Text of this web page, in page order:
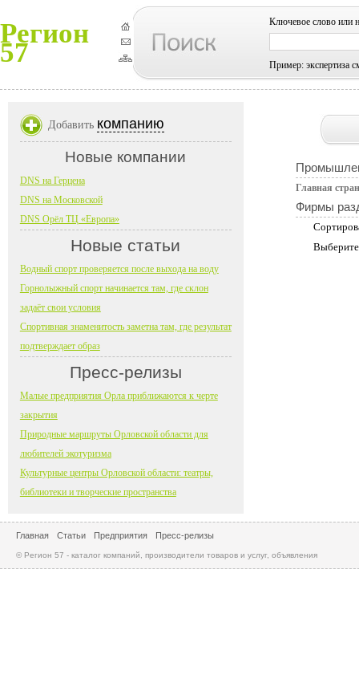
Регион
57
Ключевое слово или
Пример: экспертиза
Главная
Фирмы
Добавить компанию
Новые компании
DNS на Герцена
DNS на Московской
DNS Орёл ТЦ «Европа»
Новые статьи
Водный спорт проверяется после выхода на воду
Горнолыжный спорт начинается там, где склон
задаёт свои условия
Спортивная знаменитость заметна там, где результат
подтверждает образ
Пресс-релизы
Малые предприятия Орла приближаются к черте
закрытия
Природные маршруты Орловской области для
любителей экотуризма
Культурные центры Орловской области: театры,
библиотеки и творческие пространства
Главная Статьи Предприятия Пресс-релизы
© Регион 57 - каталог компаний, производители товаров и услуг, объявления